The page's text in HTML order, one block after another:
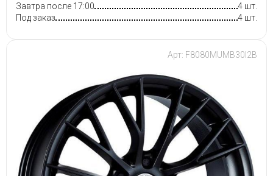
Завтра после 17:00
4 шт.
Под заказ
4 шт.
Арт: F8080MUMB30I2B